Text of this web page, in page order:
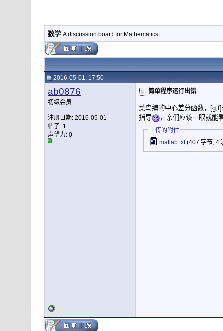
数学 A discussion board for Mathematics.
2016-05-01, 17:50
ab0876
初级会员
注册日期: 2016-05-01
帖子: 1
声望力: 0
简单程序运行出错
菜鸟编的中心差分函数，
指导
，亲们应该一眼就能
上传的附件
matlab.txt(407 字节, 4